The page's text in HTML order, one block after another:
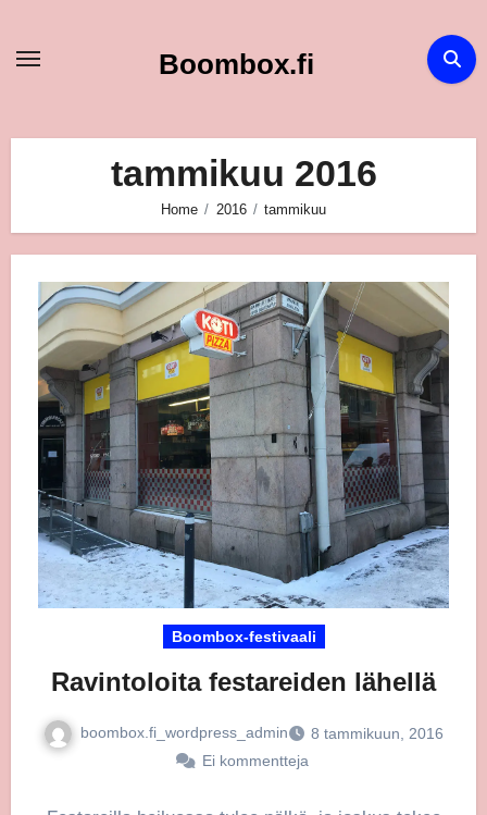
Boombox.fi
tammikuu 2016
Home 2016 tammikuu
Boombox-festivaali
Ravintoloita festareiden lähellä
boombox.fi_wordpress_admin
8 tammikuun, 2016
Ei kommentteja